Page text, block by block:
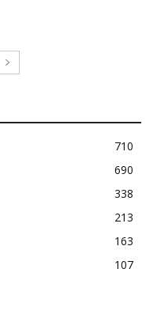
710
690
338
213
163
107